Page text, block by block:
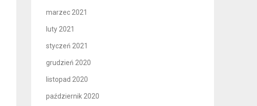
marzec 2021
luty 2021
styczeń 2021
grudzień 2020
listopad 2020
październik 2020